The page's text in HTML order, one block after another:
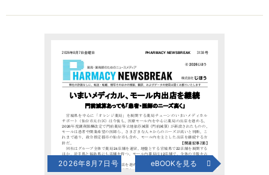
2026年8月7日号 eBOOKを見る